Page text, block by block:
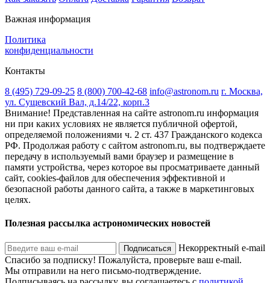
Наш магазин
О нас Контакты
Покупателям
Как заказать
Важная информация
Политика
конфиденциальности
Контакты
8 (495) 729-09-25 8 (800) 700-42-68 info@astronom.ru г. Москва,
ул. Сущевский Вал, д.14/22, корп.3
Внимание! Представленная на сайте astronom.ru информация
ни при каких условиях не является публичной офертой,
РФ. Продолжая работу с сайтом astronom.ru, вы подтверждаете
памяти устройства, через которое вы просматриваете данный
сайт, cookies-файлов для обеспечения эффективной и
безопасной работы данного сайта, а также в маркетинговых
целях.